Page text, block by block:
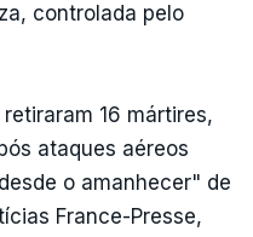
controlada pelo
16 mártires,
ataques aéreos
o amanhecer" de
France-Presse,